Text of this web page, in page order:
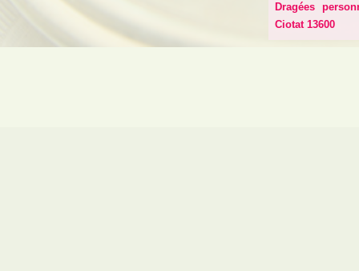
Dragées
Ciotat 13600